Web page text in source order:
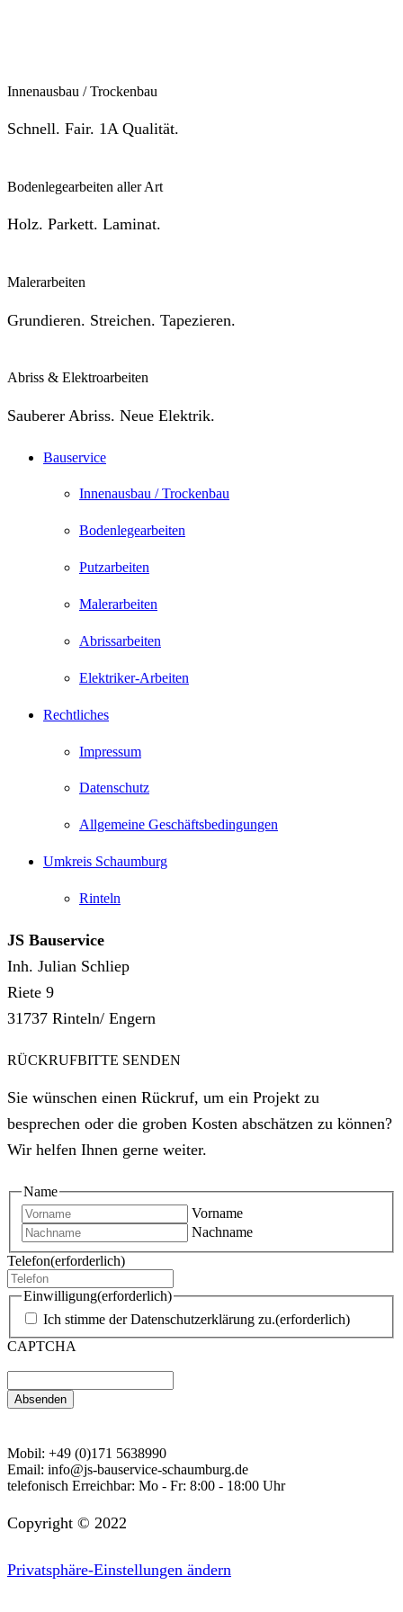
Innenausbau / Trockenbau
Schnell. Fair. 1A Qualität.
Bodenlegearbeiten aller Art
Holz. Parkett. Laminat.
Malerarbeiten
Grundieren. Streichen. Tapezieren.
Abriss & Elektroarbeiten
Sauberer Abriss. Neue Elektrik.
Bauservice
Innenausbau / Trockenbau
Bodenlegearbeiten
Putzarbeiten
Malerarbeiten
Abrissarbeiten
Elektriker-Arbeiten
Rechtliches
Impressum
Datenschutz
Allgemeine Geschäftsbedingungen
Umkreis Schaumburg
Rinteln
JS Bauservice
Inh. Julian Schliep
Riete 9
31737 Rinteln/ Engern
RÜCKRUFBITTE SENDEN
Sie wünschen einen Rückruf, um ein Projekt zu
besprechen oder die groben Kosten abschätzen zu können?
Wir helfen Ihnen gerne weiter.
Name
Vorname
Nachname
Telefon(erforderlich)
Einwilligung(erforderlich)
Ich stimme der Datenschutzerklärung zu.(erforderlich)
CAPTCHA
Mobil: +49 (0)171 5638990
Email: info@js-bauservice-schaumburg.de
telefonisch Erreichbar: Mo - Fr: 8:00 - 18:00 Uhr
Copyright © 2022
Privatsphäre-Einstellungen ändern